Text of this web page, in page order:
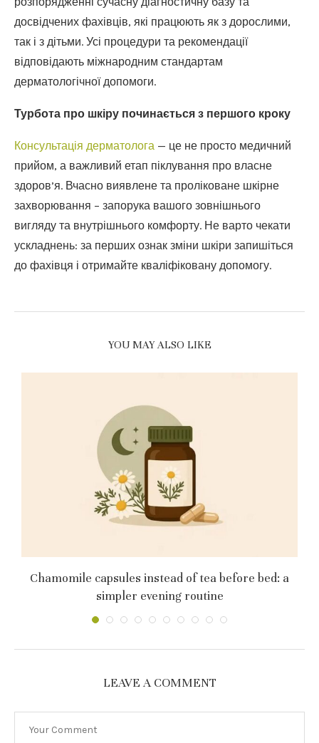
досвідчених фахівців, які працюють як з дорослими,
так і з дітьми. Усі процедури та рекомендації
відповідають міжнародним стандартам
дерматологічної допомоги.
Турбота про шкіру починається з першого кроку
Консультація дерматолога — це не просто медичний
прийом, а важливий етап піклування про власне
здоров’я. Вчасно виявлене та проліковане шкірне
захворювання – запорука вашого зовнішнього
вигляду та внутрішнього комфорту. Не варто чекати
ускладнень: за перших ознак зміни шкіри запишіться
до фахівця і отримайте кваліфіковану допомогу.
YOU MAY ALSO LIKE
Chamomile capsules instead of tea before bed: a
simpler evening routine
LEAVE A COMMENT